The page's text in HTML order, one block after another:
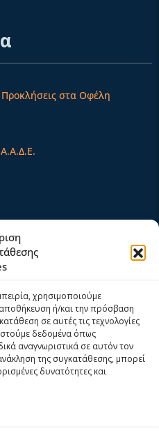
χρησιμοποιούμε
ή/και την πρόσβαση
σε αυτές τις τεχνολογίες
δεδομένα όπως
αναγνωριστικά σε αυτόν τον
της συγκατάθεσης, μπορεί
δυνατότητες και
στα Οφέλη
Σχετικά Με Εμάς
Υπηρεσίες
Help Desk
Όροι και Προϋποθέσεις